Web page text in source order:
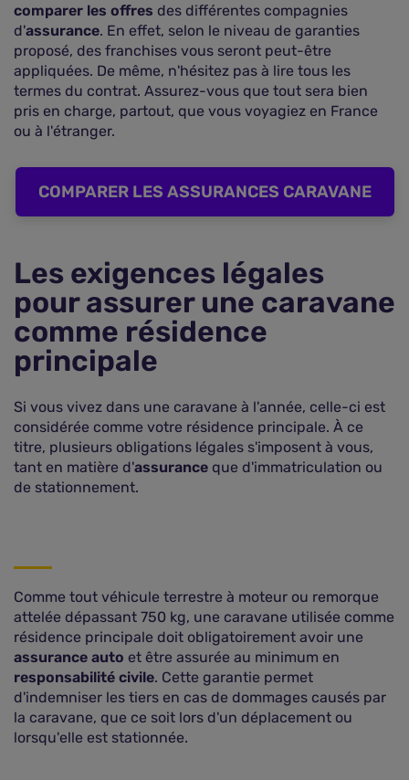
comparer les offres des différentes compagnies
d'assurance. En effet, selon le niveau de garanties
proposé, des franchises vous seront peut-être
appliquées. De même, n'hésitez pas à lire tous les
termes du contrat. Assurez-vous que tout sera bien
pris en charge, partout, que vous voyagiez en France
ou à l'étranger.
COMPARER LES ASSURANCES CARAVANE
Les exigences légales
pour assurer une caravane
comme résidence
principale
Si vous vivez dans une caravane à l'année, celle-ci est
considérée comme votre résidence principale. À ce
titre, plusieurs obligations légales s'imposent à vous,
tant en matière d'assurance que d'immatriculation ou
de stationnement.
Comme tout véhicule terrestre à moteur ou remorque
attelée dépassant 750 kg, une caravane utilisée comme
résidence principale doit obligatoirement avoir une
assurance auto et être assurée au minimum en
responsabilité civile. Cette garantie permet
d'indemniser les tiers en cas de dommages causés par
la caravane, que ce soit lors d'un déplacement ou
lorsqu'elle est stationnée.